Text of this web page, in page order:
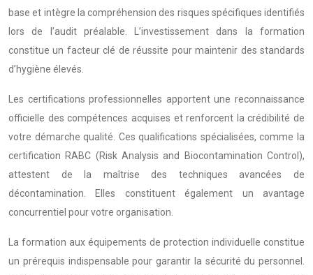
base et intègre la compréhension des risques spécifiques identifiés
lors de l’audit préalable. L’investissement dans la formation
constitue un facteur clé de réussite pour maintenir des standards
d’hygiène élevés.
Les certifications professionnelles apportent une reconnaissance
officielle des compétences acquises et renforcent la crédibilité de
votre démarche qualité. Ces qualifications spécialisées, comme la
certification RABC (Risk Analysis and Biocontamination Control),
attestent de la maîtrise des techniques avancées de
décontamination. Elles constituent également un avantage
concurrentiel pour votre organisation.
La formation aux équipements de protection individuelle constitue
un prérequis indispensable pour garantir la sécurité du personnel.